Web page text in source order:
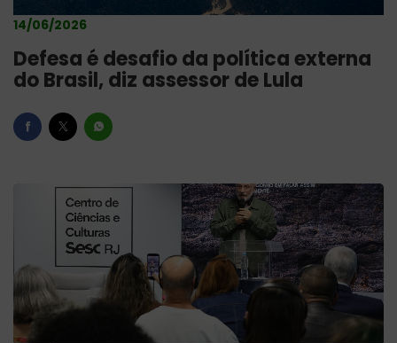
14/06/2026
Defesa é desafio da política externa
do Brasil, diz assessor de Lula